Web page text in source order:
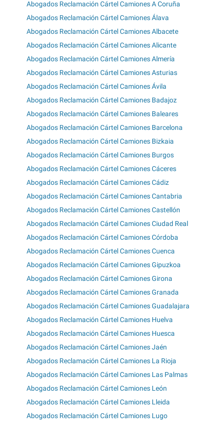
Abogados Reclamación Cártel Camiones A Coruña
Abogados Reclamación Cártel Camiones Álava
Abogados Reclamación Cártel Camiones Albacete
Abogados Reclamación Cártel Camiones Alicante
Abogados Reclamación Cártel Camiones Almería
Abogados Reclamación Cártel Camiones Asturias
Abogados Reclamación Cártel Camiones Ávila
Abogados Reclamación Cártel Camiones Badajoz
Abogados Reclamación Cártel Camiones Baleares
Abogados Reclamación Cártel Camiones Barcelona
Abogados Reclamación Cártel Camiones Bizkaia
Abogados Reclamación Cártel Camiones Burgos
Abogados Reclamación Cártel Camiones Cáceres
Abogados Reclamación Cártel Camiones Cádiz
Abogados Reclamación Cártel Camiones Cantabria
Abogados Reclamación Cártel Camiones Castellón
Abogados Reclamación Cártel Camiones Ciudad Real
Abogados Reclamación Cártel Camiones Córdoba
Abogados Reclamación Cártel Camiones Cuenca
Abogados Reclamación Cártel Camiones Gipuzkoa
Abogados Reclamación Cártel Camiones Girona
Abogados Reclamación Cártel Camiones Granada
Abogados Reclamación Cártel Camiones Guadalajara
Abogados Reclamación Cártel Camiones Huelva
Abogados Reclamación Cártel Camiones Huesca
Abogados Reclamación Cártel Camiones Jaén
Abogados Reclamación Cártel Camiones La Rioja
Abogados Reclamación Cártel Camiones Las Palmas
Abogados Reclamación Cártel Camiones León
Abogados Reclamación Cártel Camiones Lleida
Abogados Reclamación Cártel Camiones Lugo